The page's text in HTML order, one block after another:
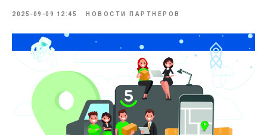
2025-09-09 12:45 НОВОСТИ ПАРТНЕРОВ